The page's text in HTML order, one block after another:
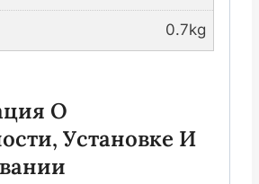
0.7kg
О
Установке И